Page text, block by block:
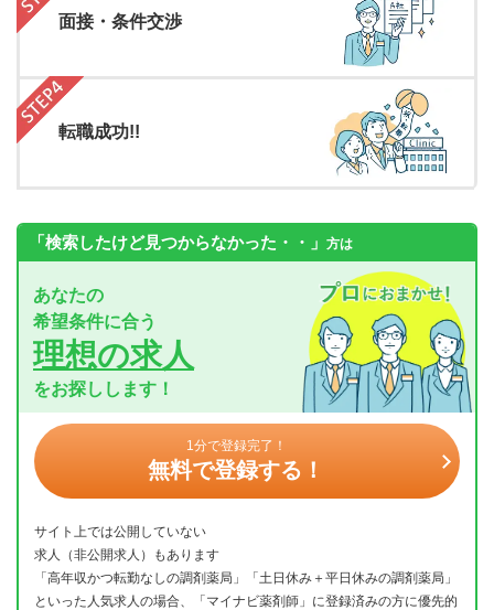
面接・条件交渉
転職成功!!
「検索したけど見つからなかった・・」 方は
あなたの
希望条件に合う
理想の求人
をお探しします！
1分で登録完了！
無料で登録する！
サイト上では公開していない
求人（非公開求人）もあります
「高年収かつ転勤なしの調剤薬局」「土日休み＋平日休みの調剤薬局」
といった人気求人の場合、「マイナビ薬剤師」に登録済みの方に優先的